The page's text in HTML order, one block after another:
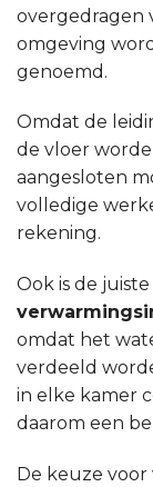
overgedragen
omgeving
genoemd.
Omdat de
de vloer
aangesloten
volledige
rekening.
Ook is de
omdat het
verdeeld
in elke kamer
daarom een
De keuze